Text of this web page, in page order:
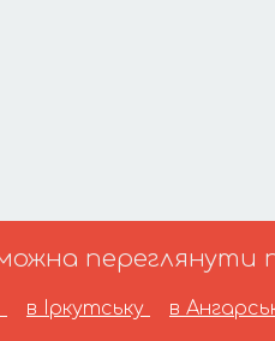
переглянути
в Іркутську в